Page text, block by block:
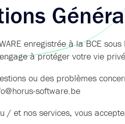
enregistrée à la BCE
à protéger votre vie
ou des problèmes
software.be
/ et nos services, vous